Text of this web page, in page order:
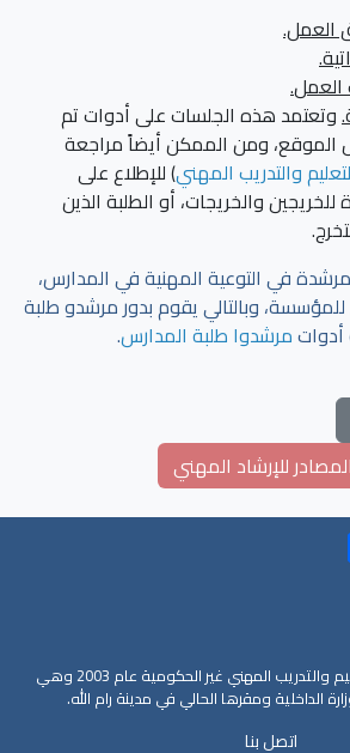
العمل.
العمل.
وتعتمد هذه الجلسات على أدوات تم
الموقع، ومن الممكن أيضاً مراجعة
والتدريب المهني) للإطلاع على
للخريجين والخريجات، أو الطلبة الذين
في التوعية المهنية في المدارس،
وبالتالي يقوم بدور مرشدو طلبة
أدواتمرشدوا طلبة المدارس.
للإرشاد المهني
تأسست جمعية رابطة التعليم والتدريب المهني غير الحكومية عام 2003 وهي
ومقرها الحالي في مدينة رام الله.
اتصل بنا